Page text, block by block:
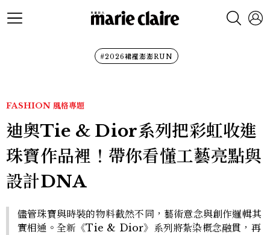
#2026裙襬澎澎RUN
FASHION 風格專題
迪奧Tie & Dior系列把彩虹收進
珠寶作品裡！帶你看懂工藝亮點與
設計DNA
儘管珠寶與時裝的物料截然不同，藝術意念與創作邏輯其
實相通。全新《Tie & Dior》系列將紮染概念融貫，再